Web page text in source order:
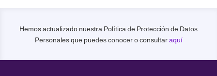
Hemos actualizado nuestra Política de Protección de Datos
Personales que puedes conocer o consultaraquí